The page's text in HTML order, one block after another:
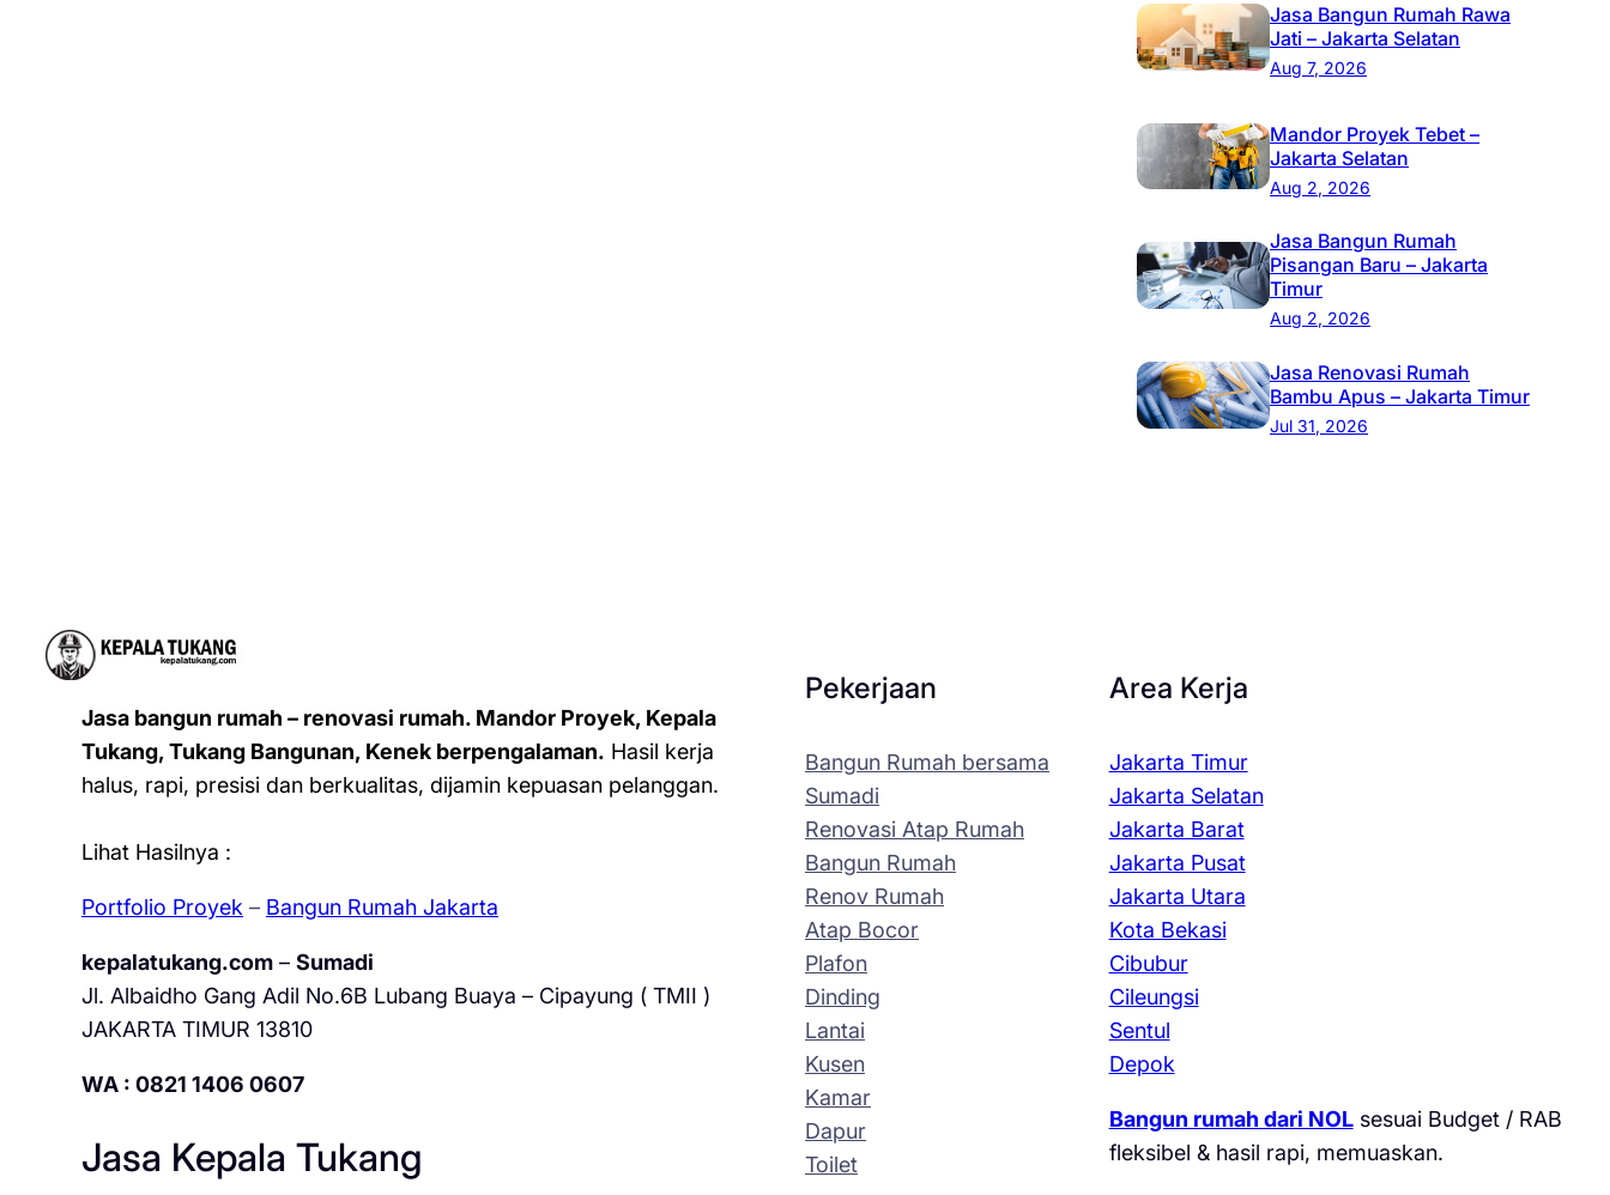
Jasa Bangun Rumah Rawa
Jati – Jakarta Selatan
Aug 7, 2026
Mandor Proyek Tebet –
Jakarta Selatan
Aug 2, 2026
Jasa Bangun Rumah
Pisangan Baru – Jakarta
Timur
Aug 2, 2026
Jasa Renovasi Rumah
Bambu Apus – Jakarta Timur
Jul 31, 2026
Jasa bangun rumah – renovasi rumah. Mandor Proyek, Kepala
Tukang, Tukang Bangunan, Kenek berpengalaman. Hasil kerja
halus, rapi, presisi dan berkualitas, dijamin kepuasan pelanggan.
Lihat Hasilnya :
Portfolio Proyek – Bangun Rumah Jakarta
kepalatukang.com– Sumadi
Jl. Albaidho Gang Adil No.6B Lubang Buaya – Cipayung ( TMII )
JAKARTA TIMUR 13810
WA : 0821 1406 0607
Jasa Kepala Tukang
Pekerjaan
Bangun Rumah bersama
Sumadi
Renovasi Atap Rumah
Bangun Rumah
Renov Rumah
Atap Bocor
Plafon
Dinding
Lantai
Kusen
Kamar
Dapur
Toilet
Area Kerja
Jakarta Timur
Jakarta Selatan
Jakarta Barat
Jakarta Pusat
Jakarta Utara
Kota Bekasi
Cibubur
Cileungsi
Sentul
Depok
Bangun rumah dari NOLsesuai Budget / RAB
fleksibel & hasil rapi, memuaskan.